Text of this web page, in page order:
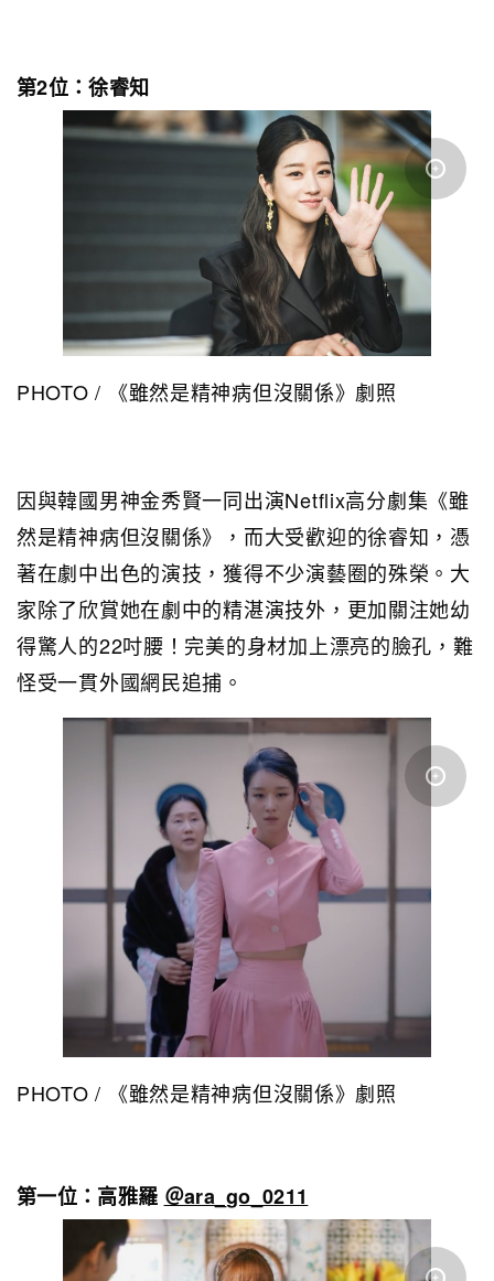
第2位：徐睿知
PHOTO / 《雖然是精神病但沒關係》劇照
因與韓國男神金秀賢一同出演Netflix高分劇集《雖
然是精神病但沒關係》，而大受歡迎的徐睿知，憑
著在劇中出色的演技，獲得不少演藝圈的殊榮。大
家除了欣賞她在劇中的精湛演技外，更加關注她幼
得驚人的22吋腰！完美的身材加上漂亮的臉孔，難
怪受一貫外國網民追捕。
PHOTO / 《雖然是精神病但沒關係》劇照
第一位：高雅羅 ＠ara_go_0211